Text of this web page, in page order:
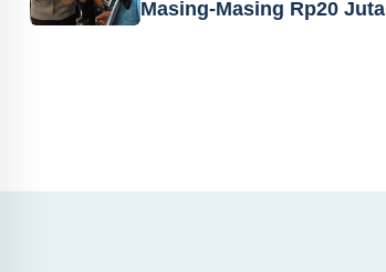
Masing-Masing Rp20 Juta